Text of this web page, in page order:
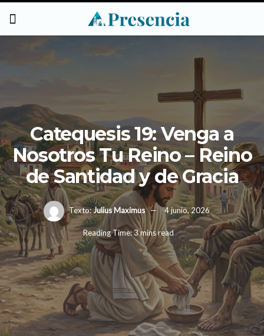
Catequesis 19: Venga a
Nosotros Tu Reino – Reino
de Santidad y de Gracia
Texto:Julius Maximus 4 junio, 2026
Reading Time: 3 mins read